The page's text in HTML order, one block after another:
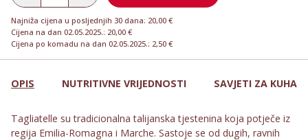
Najniža cijena u posljednjih 30 dana: 20,00 €
Cijena na dan 02.05.2025.: 20,00 €
Cijena po komadu na dan 02.05.2025.: 2,50 €
OPIS NUTRITIVNE VRIJEDNOSTI SAVJETI ZA
Tagliatelle su tradicionalna talijanska tjestenina koja potječe iz
regija Emilia-Romagna i Marche. Sastoje se od dugih, ravnih